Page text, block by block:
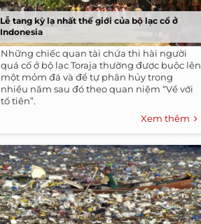
Lễ tang kỳ lạ nhất thế giới của bộ lạc cổ ở
Indonesia
Những chiếc quan tài chứa thi hài người
quá cố ở bộ lạc Toraja thường được buộc lên
một mỏm đá và để tự phân hủy trong
nhiều năm sau đó theo quan niệm “Về với
tổ tiên”.
Xem thêm